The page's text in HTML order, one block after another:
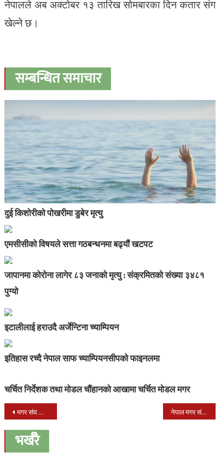
नेपालले अब अक्टोबर १३ तारिख सोमबारका दिन कतार संग
खेल्ने छ।
सम्बन्धित समाचार
दुई किशोरीको पोखरीमा डुबेर मृत्यु
एमसीसीको विषयले सत्ता गठबन्धनमा बढ्यौं खटपट
जापानमा कोरोना लागेर ८३ जनाको मृत्यु : संक्रमितको संख्या ३४८१
पुग्यो
इटालीलाई हराउदै अर्जेन्टिना च्याम्पियन
इतिहास रच्दै नेपाल साफ च्याम्पियनसीपको फाइनलमा
चर्चित निर्देशक तथा मोडल चौंहानको आखामा चर्चित मोडल मगर
Post
navigation
मगर संघ जापानको अध्यक्षमा भिक्टर ठाडा मगर निर्बाचित नेपाल मगर संघ जापानको प्रवक्तामा दुर्लभ सारु मगर मनोनीत
भर्खरै